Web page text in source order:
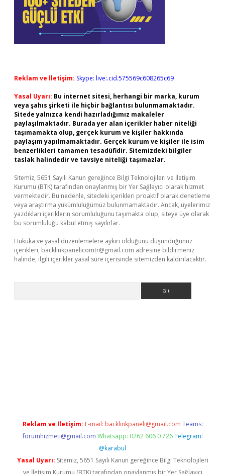
Reklam ve İletişim: Skype: live:.cid.575569c608265c69
Yasal Uyarı: Bu internet sitesi, herhangi bir marka, kurum
veya şahıs şirketi ile hiçbir bağlantısı bulunmamaktadır.
Sitede yalnızca kendi hazırladığımız makaleler
paylaşılmaktadır. Burada yer alan içerikler haber niteliği
taşımamakta olup, gerçek kurum ve kişiler hakkında
paylaşım yapılmamaktadır. Gerçek kurum ve kişiler ile isim
benzerlikleri tamamen tesadüfidir. Sitemizdeki bilgiler
taslak halindedir ve tavsiye niteliği taşımazlar.
Sitemiz, 5651 Sayılı Kanun gereğince Bilgi Teknolojileri ve İletişim
Kurumu (BTK) tarafından onaylanmış bir Yer Sağlayıcı olarak hizmet
vermektedir. Bu nedenle, sitedeki içerikleri proaktif olarak denetleme
veya araştırma yükümlülüğümüz bulunmamaktadır. Ancak, üyelerimiz
yazdıkları içeriklerin sorumluluğunu taşımakta olup, siteye üye olarak
bu sorumluluğu kabul etmiş sayılırlar.
Hukuka ve yasal düzenlemelere aykırı olduğunu düşündüğünüz
içerikleri, backlinkpanelicomtr@gmail.com adresine bildirmeniz
halinde, ilgili içerikler yasal süre içerisinde sitemizden kaldırılacaktır.
Reklam ve İletişim: E-mail: backlinkpaneli@gmail.com Teams:
forumhizmeti@gmail.com Whatsapp: 0262 606 0 726 Telegram:
@karabul
Yasal Uyarı: Sitemiz, 5651 Sayılı Kanun gereğince Bilgi Teknolojileri
ve İletişim Kurumu (BTK) tarafından onaylanmış bir Yer Sağlayıcı